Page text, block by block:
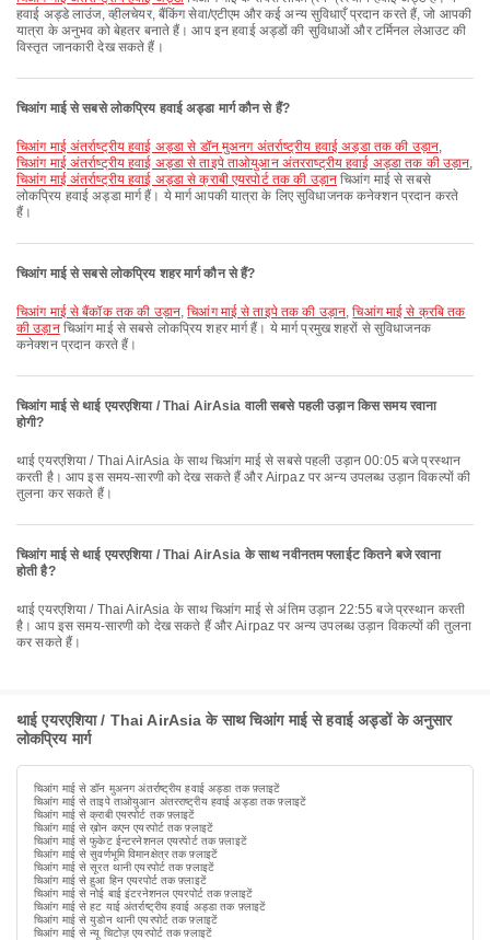
हवाई अड्डे लाउंज, व्हीलचेयर, बैंकिंग सेवा/एटीएम और कई अन्य सुविधाएँ प्रदान करते हैं, जो आपकी
यात्रा के अनुभव को बेहतर बनाते हैं। आप इन हवाई अड्डों की सुविधाओं और टर्मिनल लेआउट की
विस्तृत जानकारी देख सकते हैं।
चिआंग माई से सबसे लोकप्रिय हवाई अड्डा मार्ग कौन से हैं?
चिआंग माई अंतर्राष्ट्रीय हवाई अड्डा से डॉन मुअनग अंतर्राष्ट्रीय हवाई अड्डा तक की उड़ान,
चिआंग माई अंतर्राष्ट्रीय हवाई अड्डा से ताइपे ताओयुआन अंतरराष्ट्रीय हवाई अड्डा तक की उड़ान,
चिआंग माई अंतर्राष्ट्रीय हवाई अड्डा से क्राबी एयरपोर्ट तक की उड़ान चिआंग माई से सबसे
लोकप्रिय हवाई अड्डा मार्ग हैं। ये मार्ग आपकी यात्रा के लिए सुविधाजनक कनेक्शन प्रदान करते
हैं।
चिआंग माई से सबसे लोकप्रिय शहर मार्ग कौन से हैं?
चिआंग माई से बैंकॉक तक की उड़ान,चिआंग माई से ताइपे तक की उड़ान,चिआंग माई से क्रबि तक
की उड़ानचिआंग माई से सबसे लोकप्रिय शहर मार्ग हैं। ये मार्ग प्रमुख शहरों से सुविधाजनक
कनेक्शन प्रदान करते हैं।
चिआंग माई से थाई एयरएशिया / Thai AirAsia वाली सबसे पहली उड़ान किस समय रवाना
होगी?
थाई एयरएशिया / Thai AirAsia के साथ चिआंग माई से सबसे पहली उड़ान 00:05 बजे प्रस्थान
करती है। आप इस समय-सारणी को देख सकते हैं और Airpaz पर अन्य उपलब्ध उड़ान विकल्पों की
तुलना कर सकते हैं।
चिआंग माई से थाई एयरएशिया / Thai AirAsia के साथ नवीनतम फ्लाईट कितने बजे रवाना
होती है?
थाई एयरएशिया / Thai AirAsia के साथ चिआंग माई से अंतिम उड़ान 22:55 बजे प्रस्थान करती
है। आप इस समय-सारणी को देख सकते हैं और Airpaz पर अन्य उपलब्ध उड़ान विकल्पों की तुलना
कर सकते हैं।
थाई एयरएशिया / Thai AirAsia के साथ चिआंग माई से हवाई अड्डों के अनुसार
लोकप्रिय मार्ग
चिआंग माई से डॉन मुअनग अंतर्राष्ट्रीय हवाई अड्डा तक फ़्लाइटें
चिआंग माई से ताइपे ताओयुआन अंतरराष्ट्रीय हवाई अड्डा तक फ़्लाइटें
चिआंग माई से क्राबी एयरपोर्ट तक फ़्लाइटें
चिआंग माई से ख़ोन कएन एयरपोर्ट तक फ़्लाइटें
चिआंग माई से फुकेट ईन्टरनेशनल एयरपोर्ट तक फ़्लाइटें
चिआंग माई से सुवर्णभूमि विमानक्षेत्र तक फ़्लाइटें
चिआंग माई से सूरत थानी एयरपोर्ट तक फ़्लाइटें
चिआंग माई से हुआ हिन एयरपोर्ट तक फ़्लाइटें
चिआंग माई से नोई बाई इंटरनेशनल एयरपोर्ट तक फ़्लाइटें
चिआंग माई से हट याई अंतर्राष्ट्रीय हवाई अड्डा तक फ़्लाइटें
चिआंग माई से युडोन थानी एयरपोर्ट तक फ़्लाइटें
चिआंग माई से न्यू चिटोज़ एयरपोर्ट तक फ़्लाइटें